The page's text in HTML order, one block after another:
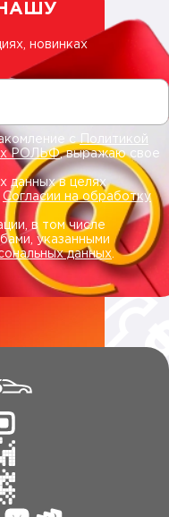
новинках
сПолитикой
РОЛЬФ, выражаю свое
данных в целях
Согласии на обработку
в том числе
указанными
данных